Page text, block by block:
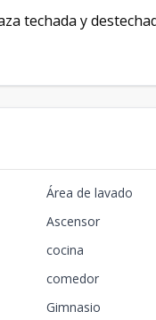
techada y
Área de lavado
Ascensor
cocina
comedor
Gimnasio